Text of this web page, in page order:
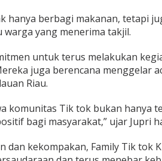
hanya berbagi makanan, tetapi
warga yang menerima takjil.
untuk terus melakukan
juga berencana menggelar
Riau.
komunitas Tik tok bukan hanya
bagi masyarakat,” ujar Jupri
dan kekompakan, Family Tik tok